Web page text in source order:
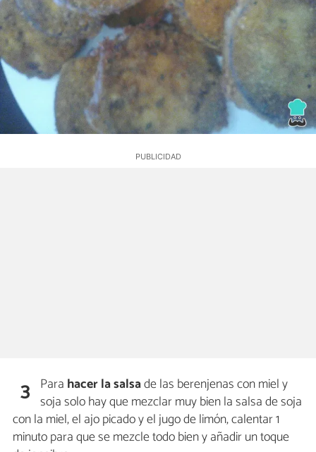
3 Para hacer la salsade las berenjenas con miel y
soja solo hay que mezclar muy bien la salsa de soja
con la miel, el ajo picado y el jugo de limón, calentar 1
minuto para que se mezcle todo bien y añadir un toque